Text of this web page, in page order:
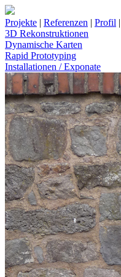
Projekte | Referenzen | Profil |
3D Rekonstruktionen
Dynamische Karten
Rapid Prototyping
Installationen / Exponate